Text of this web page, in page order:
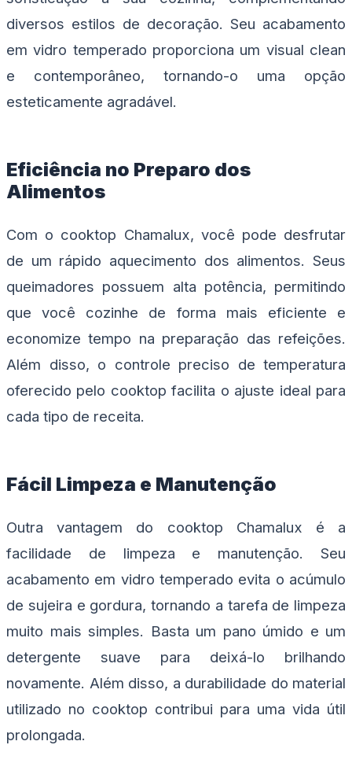
diversos estilos de decoração. Seu acabamento
em vidro temperado proporciona um visual clean
e contemporâneo, tornando-o uma opção
esteticamente agradável.
Eficiência no Preparo dos
Alimentos
Com o cooktop Chamalux, você pode desfrutar
de um rápido aquecimento dos alimentos. Seus
queimadores possuem alta potência, permitindo
que você cozinhe de forma mais eficiente e
economize tempo na preparação das refeições.
Além disso, o controle preciso de temperatura
oferecido pelo cooktop facilita o ajuste ideal para
cada tipo de receita.
Fácil Limpeza e Manutenção
Outra vantagem do cooktop Chamalux é a
facilidade de limpeza e manutenção. Seu
acabamento em vidro temperado evita o acúmulo
de sujeira e gordura, tornando a tarefa de limpeza
muito mais simples. Basta um pano úmido e um
detergente suave para deixá-lo brilhando
novamente. Além disso, a durabilidade do material
utilizado no cooktop contribui para uma vida útil
prolongada.